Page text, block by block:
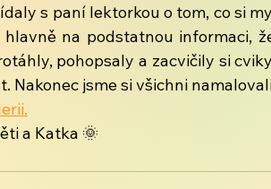
s paní lektorkou o tom, co si
hlavně na podstatnou informaci,
pohopsaly a zacvičily si
Nakonec jsme si všichni
a Katka 🌞